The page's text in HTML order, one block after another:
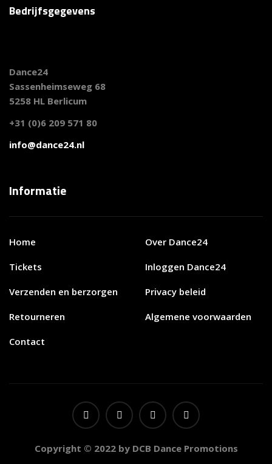
Bedrijfsgegevens
Dance24
Sassenheimseweg 68
5258 HL Berlicum
+31 (0)6 209 571 80
info@dance24.nl
Informatie
Home Over Dance24
Tickets Inloggen Dance24
Verzenden en berzorgen Privacy beleid
Retourneren Algemene voorwaarden
Contact
Copyright © 2022 by DCB Dance Promotions